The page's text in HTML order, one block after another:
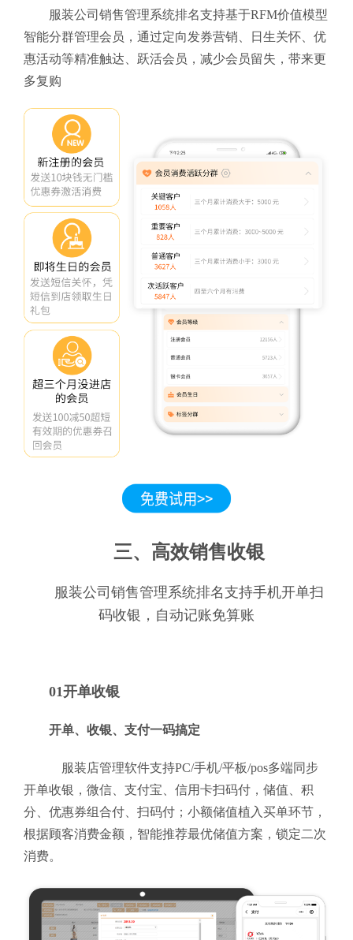
服装公司销售管理系统排名支持基于RFM价值模型
智能分群管理会员，通过定向发券营销、日生关怀、优
惠活动等精准触达、跃活会员，减少会员留失，带来更
多复购
三、高效销售收银
服装公司销售管理系统排名支持手机开单扫
码收银，自动记账免算账
01开单收银
开单、收银、支付一码搞定
服装店管理软件支持PC/手机/平板/pos多端同步
开单收银，微信、支付宝、信用卡扫码付，储值、积
分、优惠券组合付、扫码付；小额储值植入买单环节，
根据顾客消费金额，智能推荐最优储值方案，锁定二次
消费。